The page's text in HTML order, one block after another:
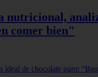
comer bien"